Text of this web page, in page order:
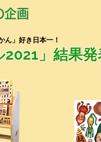
企画
ん」好き日本一！
」結果発